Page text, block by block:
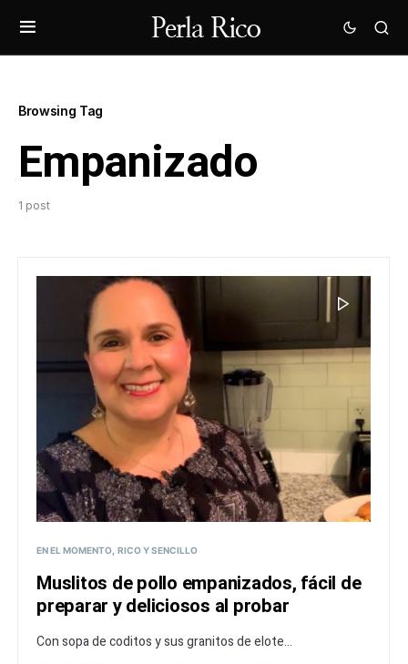
Browsing Tag
Empanizado
1 post
EN EL MOMENTO RICO Y SENCILLO
Muslitos de pollo empanizados, fácil de
preparar y deliciosos al probar
Con sopa de coditos y sus granitos de elote...